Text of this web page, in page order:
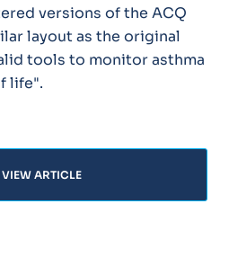
versions of the ACQ
layout as the original
tools to monitor asthma
life".
VIEW ARTICLE